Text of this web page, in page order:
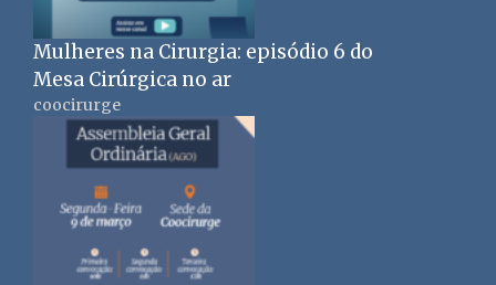
Mulheres na Cirurgia: episódio 6 do
Mesa Cirúrgica no ar
coocirurge